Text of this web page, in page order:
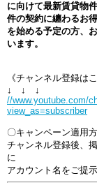
に向けて最新賃貸物
件の契約に纏わるお
を始める予定の方、
います。
《チャンネル登録は
↓ ↓ ↓
//www.youtube.com/
view_as=subscriber
〇キャンペーン適用
チャンネル登録後、
に
アカウント名をご提